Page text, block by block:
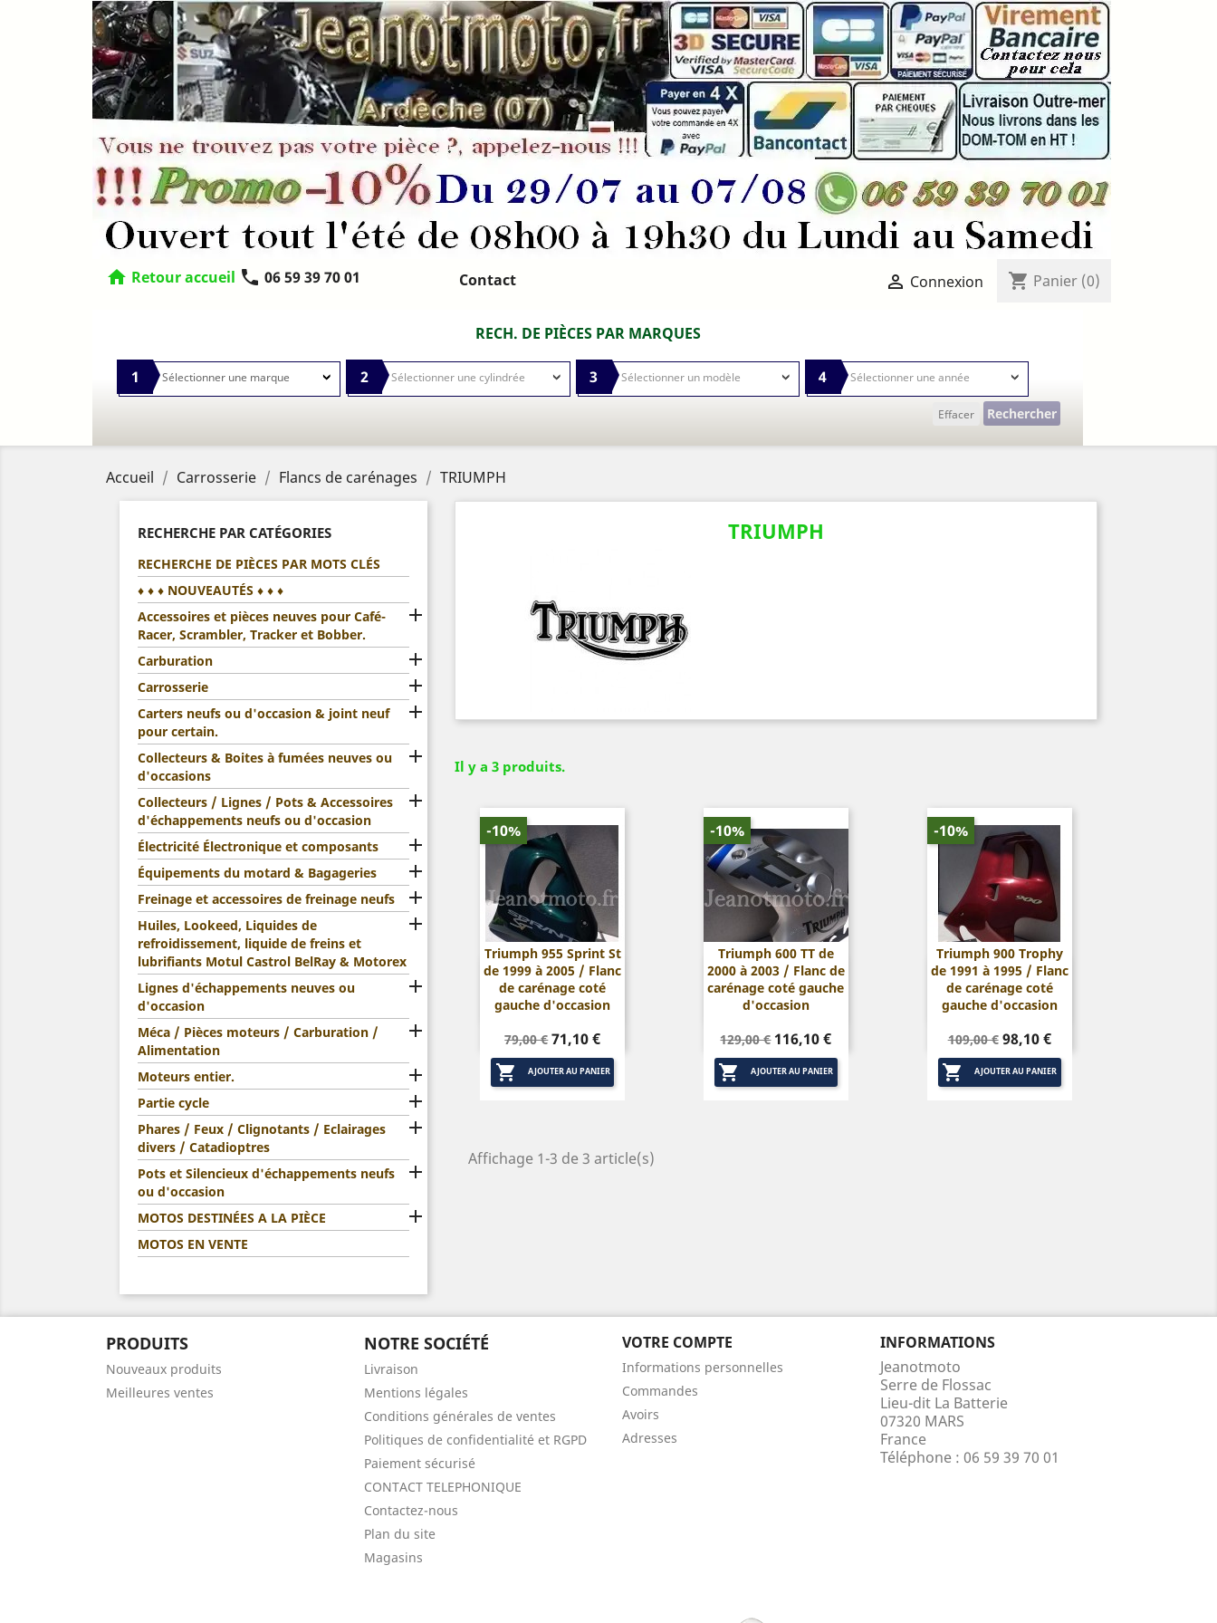
home Retour accueil phone 06 59 39 70 01 Contact  Connexion shopping_cart Panier (0)
RECH. DE PIÈCES PAR MARQUES
1 2 3 4
Effacer Rechercher
Accueil Carrosserie Flancs de carénages TRIUMPH
RECHERCHE PAR CATÉGORIES
RECHERCHE DE PIÈCES PAR MOTS CLÉS
♦ ♦ ♦ NOUVEAUTÉS ♦ ♦ ♦
Accessoires et pièces neuves pour Café-
Racer, Scrambler, Tracker et Bobber.

Carburation 
Carrosserie 
Carters neufs ou d'occasion & joint neuf
pour certain.

Collecteurs & Boites à fumées neuves ou
d'occasions

Collecteurs / Lignes / Pots & Accessoires
d'échappements neufs ou d'occasion

Électricité Électronique et composants 
Équipements du motard & Bagageries 
Freinage et accessoires de freinage neufs 
Huiles, Lookeed, Liquides de
refroidissement, liquide de freins et
lubrifiants Motul Castrol BelRay & Motorex

Lignes d'échappements neuves ou
d'occasion

Méca / Pièces moteurs / Carburation /
Alimentation

Moteurs entier. 
Partie cycle 
Phares / Feux / Clignotants / Eclairages
divers / Catadioptres

Pots et Silencieux d'échappements neufs
ou d'occasion

MOTOS DESTINÉES A LA PIÈCE 
MOTOS EN VENTE
TRIUMPH
Il y a 3 produits.
Triumph 955 Sprint St
de 1999 à 2005 / Flanc
de carénage coté
gauche d'occasion
Prix
de
base
79,00 €Prix
71,10 €
 AJOUTER AU PANIER
-10%
Aperçu rapide
Triumph 600 TT de
2000 à 2003 / Flanc de
carénage coté gauche
d'occasion
Prix
de
base
129,00 € Prix
116,10 €
 AJOUTER AU PANIER
-10%
Aperçu rapide
Triumph 900 Trophy
de 1991 à 1995 / Flanc
de carénage coté
gauche d'occasion
Prix
de
base
109,00 € Prix
98,10 €
 AJOUTER AU PANIER
-10%
Aperçu rapide
Affichage 1-3 de 3 article(s)
PRODUITS
Nouveaux produits
Meilleures ventes
NOTRE SOCIÉTÉ
Livraison
Mentions légales
Conditions générales de ventes
Politiques de confidentialité et RGPD
Paiement sécurisé
CONTACT TELEPHONIQUE
Contactez-nous
Plan du site
Magasins
VOTRE COMPTE
Informations personnelles
Commandes
Avoirs
Adresses
INFORMATIONS
Jeanotmoto
Serre de Flossac
Lieu-dit La Batterie
07320 MARS
France
Téléphone : 06 59 39 70 01